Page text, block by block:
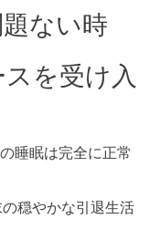
ない時
を受け入
睡眠は完全に正常
穏やかな引退生活